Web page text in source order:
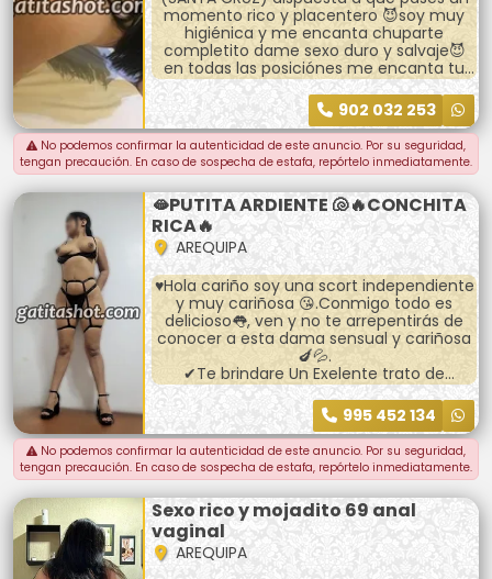
momento rico y placentero 😈soy muy
higiénica y me encanta chuparte
completito dame sexo duro y salvaje😈
en todas las posiciónes me encanta tu
verga 🍆 que me golpee mi conchita soy
delgada y formadita lo pasaremos super
bien 😈🔥💦contactame bebe
902 032 253
No podemos confirmar la autenticidad de este anuncio. Por su seguridad,
tengan precaución. En caso de sospecha de estafa, repórtelo inmediatamente.
🫦PUTITA ARDIENTE 🐚🔥CONCHITA
RICA🔥
AREQUIPA
♥️Hola cariño soy una scort independiente
y muy cariñosa 😘.Conmigo todo es
delicioso👅, ven y no te arrepentirás de
conocer a esta dama sensual y cariñosa
🍆💦.
✔Te brindare Un Exelente trato de
enamorados a precios accesibles😘🥰.
💋Full poses (perrito, la 69, sopita,
misionero, piernitas al hombro
995 452 134
No podemos confirmar la autenticidad de este anuncio. Por su seguridad,
tengan precaución. En caso de sospecha de estafa, repórtelo inmediatamente.
Sexo rico y mojadito 69 anal
vaginal
AREQUIPA